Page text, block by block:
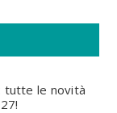
tutte le novità